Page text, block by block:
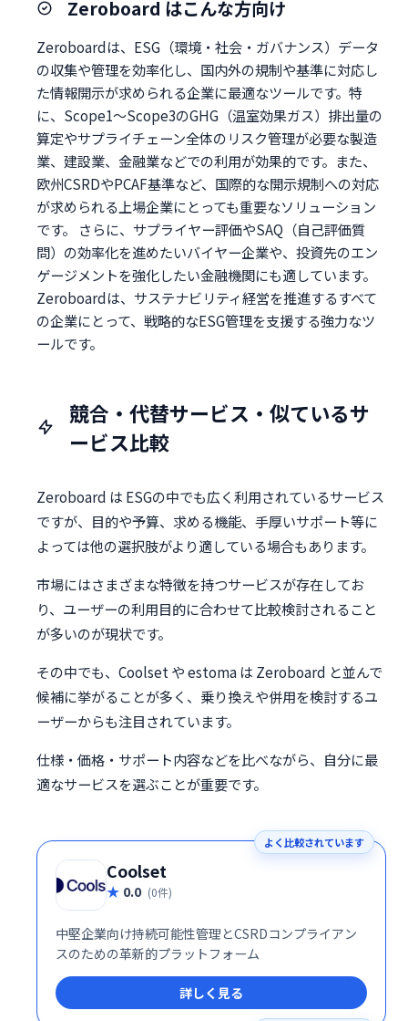
Zeroboard はこんな方向け
Zeroboardは、ESG（環境・社会・ガバナンス）データ
の収集や管理を効率化し、国内外の規制や基準に対応し
た情報開示が求められる企業に最適なツールです。特
に、Scope1～Scope3のGHG（温室効果ガス）排出量の
算定やサプライチェーン全体のリスク管理が必要な製造
業、建設業、金融業などでの利用が効果的です。また、
欧州CSRDやPCAF基準など、国際的な開示規制への対応
が求められる上場企業にとっても重要なソリューション
です。 さらに、サプライヤー評価やSAQ（自己評価質
問）の効率化を進めたいバイヤー企業や、投資先のエン
ゲージメントを強化したい金融機関にも適しています。
Zeroboardは、サステナビリティ経営を推進するすべて
の企業にとって、戦略的なESG管理を支援する強力なツ
ールです。
競合・代替サービス・似ているサ
ービス比較
Zeroboard は ESGの中でも広く利用されているサービス
ですが、目的や予算、求める機能、手厚いサポート等に
よっては他の選択肢がより適している場合もあります。
市場にはさまざまな特徴を持つサービスが存在してお
り、ユーザーの利用目的に合わせて比較検討されること
が多いのが現状です。
その中でも、Coolset や estoma は Zeroboard と並んで
候補に挙がることが多く、乗り換えや併用を検討するユ
ーザーからも注目されています。
仕様・価格・サポート内容などを比べながら、自分に最
適なサービスを選ぶことが重要です。
よく比較されています
Coolset
0.0 (0件)
中堅企業向け持続可能性管理とCSRDコンプライアン
スのための革新的プラットフォーム
詳しく見る